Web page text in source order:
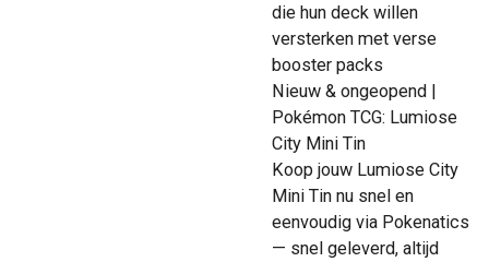
die hun deck willen
versterken met verse
booster packs
Nieuw & ongeopend |
Pokémon TCG: Lumiose
City Mini Tin
Koop jouw Lumiose City
Mini Tin nu snel en
eenvoudig via Pokenatics
— snel geleverd, altijd